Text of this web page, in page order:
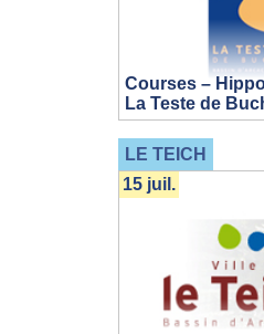
Courses –
La Teste de
LE TEICH
15 juil.